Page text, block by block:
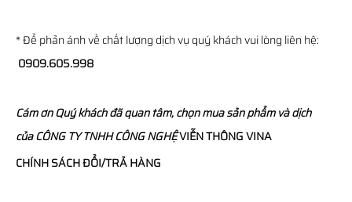
* Để phản ánh về chất lượng dịch vụ quý khách vui lòng liên hệ:
0909.605.998
Cám ơn Quý khách đã quan tâm, chọn mua sản phẩm và dịch
củaCÔNG TY TNHH CÔNG NGHỆVIỄN THÔNGVINA
CHÍNH SÁCH ĐỔI/TRẢ HÀNG